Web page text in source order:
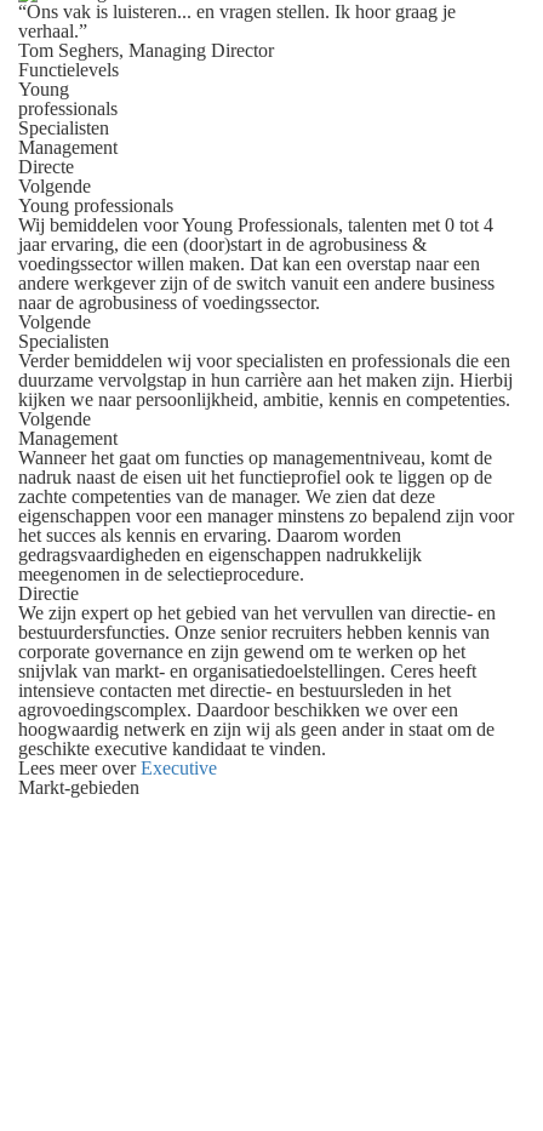
“Ons vak is luisteren... en vragen stellen. Ik hoor graag je
verhaal.”
Tom Seghers, Managing Director
Functielevels
Young
professionals
Specialisten
Management
Directe
Volgende
Young professionals
Wij bemiddelen voor Young Professionals, talenten met 0 tot 4
jaar ervaring, die een (door)start in de agrobusiness &
voedingssector willen maken. Dat kan een overstap naar een
andere werkgever zijn of de switch vanuit een andere business
naar de agrobusiness of voedingssector.
Volgende
Specialisten
Verder bemiddelen wij voor specialisten en professionals die een
duurzame vervolgstap in hun carrière aan het maken zijn. Hierbij
kijken we naar persoonlijkheid, ambitie, kennis en competenties.
Volgende
Management
Wanneer het gaat om functies op managementniveau, komt de
nadruk naast de eisen uit het functieprofiel ook te liggen op de
zachte competenties van de manager. We zien dat deze
eigenschappen voor een manager minstens zo bepalend zijn voor
het succes als kennis en ervaring. Daarom worden
gedragsvaardigheden en eigenschappen nadrukkelijk
meegenomen in de selectieprocedure.
Directie
We zijn expert op het gebied van het vervullen van directie- en
bestuurdersfuncties. Onze senior recruiters hebben kennis van
corporate governance en zijn gewend om te werken op het
snijvlak van markt- en organisatiedoelstellingen. Ceres heeft
intensieve contacten met directie- en bestuursleden in het
agrovoedingscomplex. Daardoor beschikken we over een
hoogwaardig netwerk en zijn wij als geen ander in staat om de
geschikte executive kandidaat te vinden.
Lees meer overExecutive
Markt-gebieden